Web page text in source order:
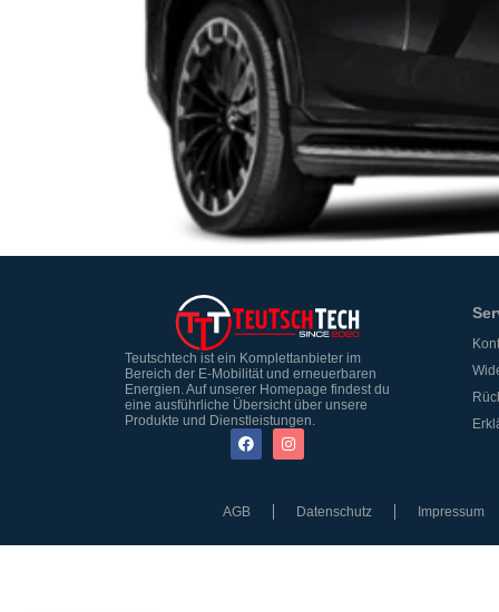
Teutschtech ist ein Komplettanbieter im
Bereich der E-Mobilität und erneuerbaren
Energien. Auf unserer Homepage findest du
eine ausführliche Übersicht über unsere
Produkte und Dienstleistungen.
AGB Datenschutz Impressum